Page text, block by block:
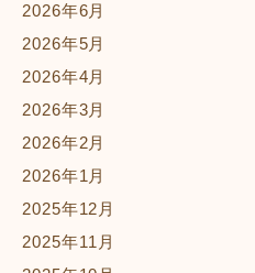
2026年6月
2026年5月
2026年4月
2026年3月
2026年2月
2026年1月
2025年12月
2025年11月